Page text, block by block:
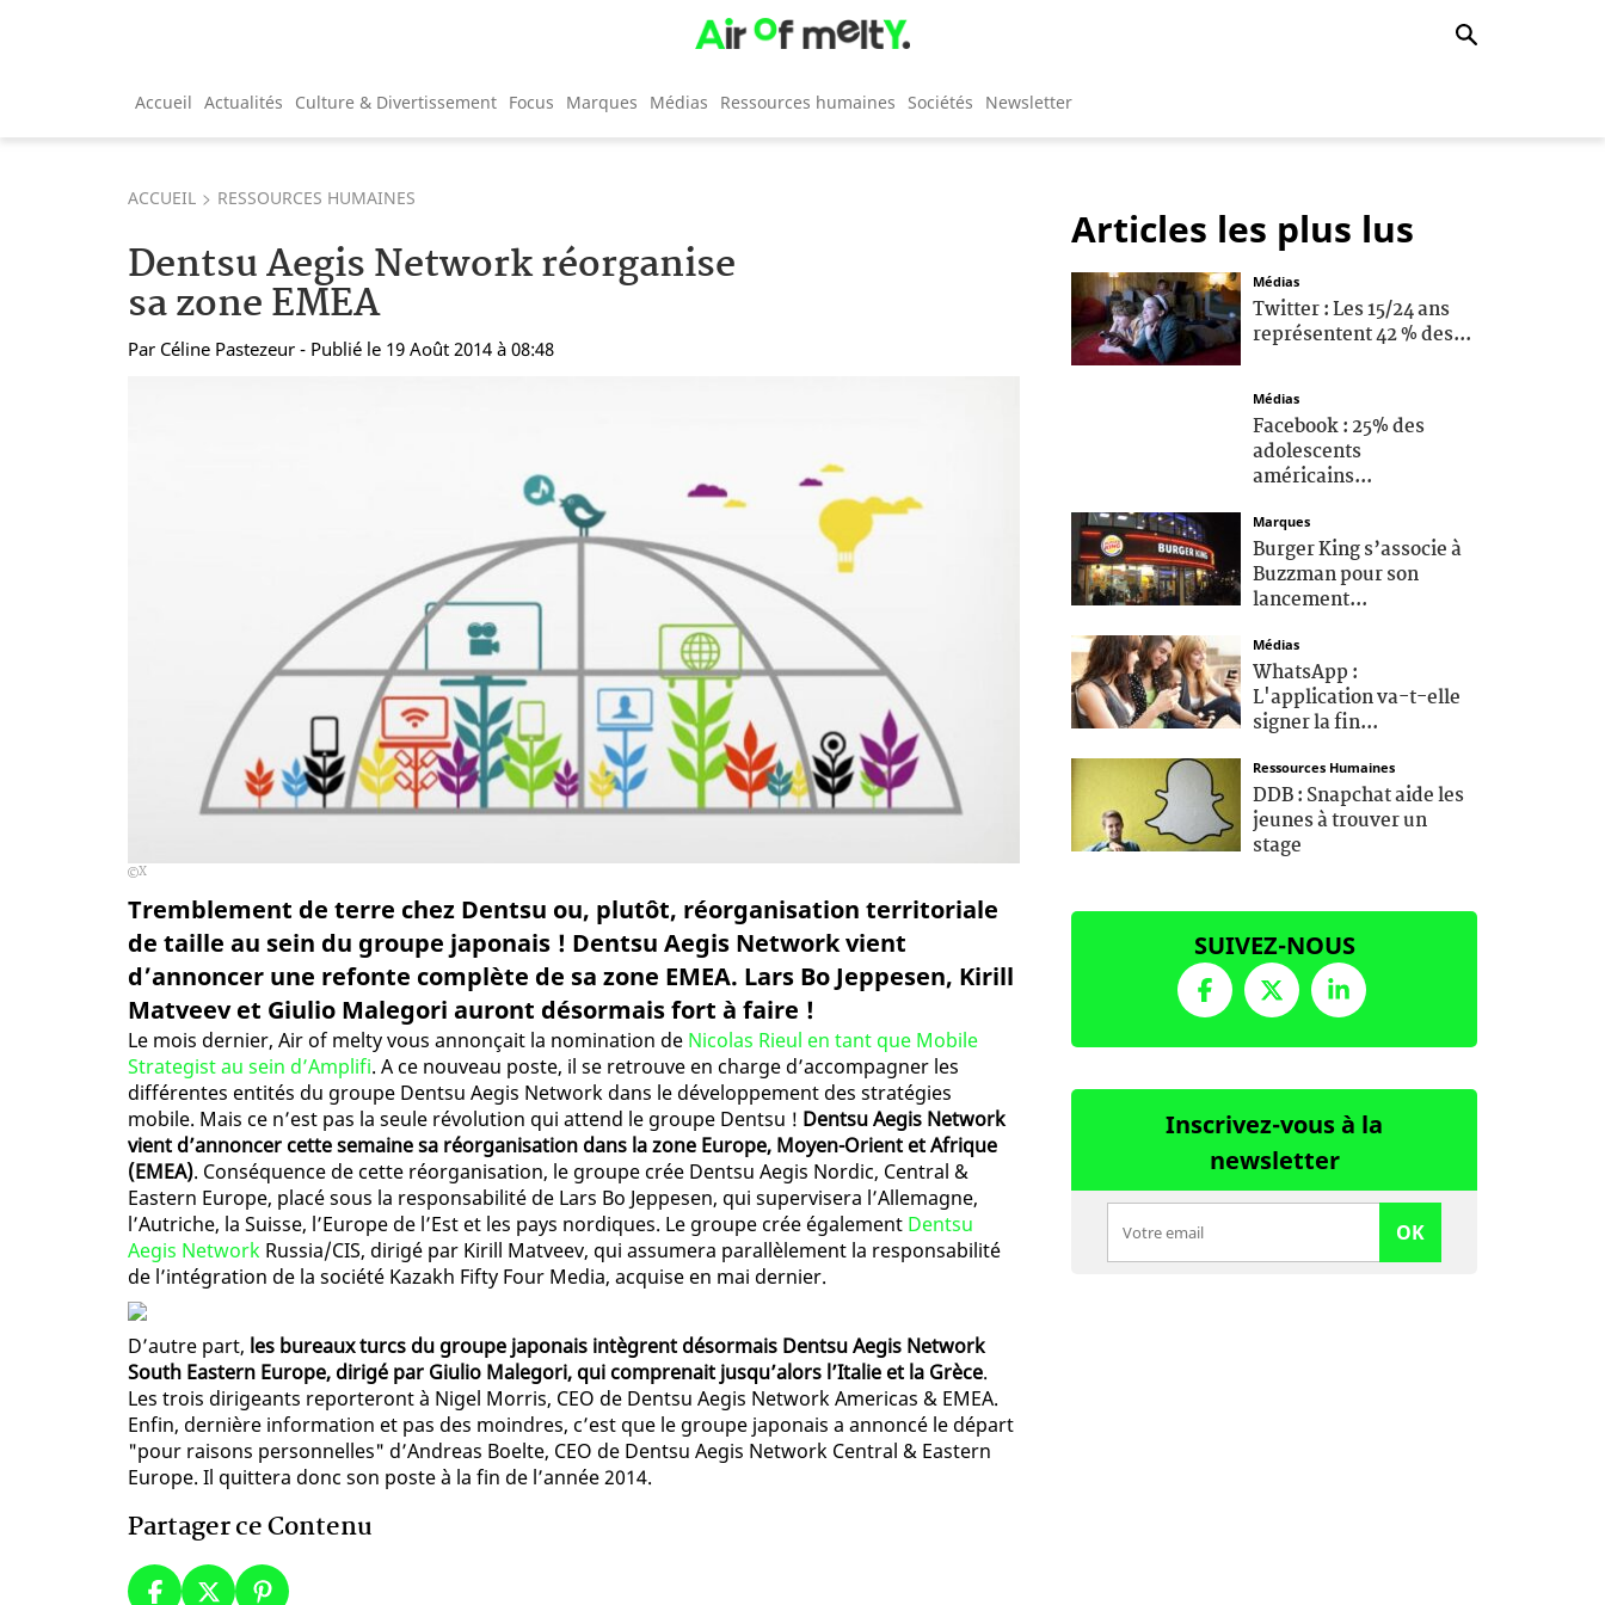
Accueil Actualités Culture & Divertissement Focus Marques Médias Ressources humaines Sociétés Newsletter
ACCUEIL RESSOURCES HUMAINES
Dentsu Aegis Network réorganise
sa zone EMEA
Par Céline Pastezeur - Publié le 19 Août 2014 à 08:48
X
Tremblement de terre chez Dentsu ou, plutôt, réorganisation territoriale
de taille au sein du groupe japonais ! Dentsu Aegis Network vient
d’annoncer une refonte complète de sa zone EMEA. Lars Bo Jeppesen, Kirill
Matveev et Giulio Malegori auront désormais fort à faire !
Le mois dernier, Air of melty vous annonçait la nomination de Nicolas Rieul en tant que Mobile
Strategist au sein d’Amplifi. A ce nouveau poste, il se retrouve en charge d’accompagner les
différentes entités du groupe Dentsu Aegis Network dans le développement des stratégies
mobile. Mais ce n’est pas la seule révolution qui attend le groupe Dentsu ! Dentsu Aegis Network
vient d’annoncer cette semaine sa réorganisation dans la zone Europe, Moyen-Orient et Afrique
(EMEA). Conséquence de cette réorganisation, le groupe crée Dentsu Aegis Nordic, Central &
Eastern Europe, placé sous la responsabilité de Lars Bo Jeppesen, qui supervisera l’Allemagne,
l’Autriche, la Suisse, l’Europe de l’Est et les pays nordiques. Le groupe crée également Dentsu
Aegis Network Russia/CIS, dirigé par Kirill Matveev, qui assumera parallèlement la responsabilité
de l’intégration de la société Kazakh Fifty Four Media, acquise en mai dernier.
D’autre part, les bureaux turcs du groupe japonais intègrent désormais Dentsu Aegis Network
South Eastern Europe, dirigé par Giulio Malegori, qui comprenait jusqu’alors l’Italie et la Grèce.
Les trois dirigeants reporteront à Nigel Morris, CEO de Dentsu Aegis Network Americas & EMEA.
Enfin, dernière information et pas des moindres, c’est que le groupe japonais a annoncé le départ
"pour raisons personnelles" d’Andreas Boelte, CEO de Dentsu Aegis Network Central & Eastern
Europe. Il quittera donc son poste à la fin de l’année 2014.
Partager ce Contenu
Articles les plus lus
Médias
Twitter : Les 15/24 ans
représentent 42 % des...
Médias
Facebook : 25% des
adolescents
américains...
Marques
Burger King s’associe à
Buzzman pour son
lancement...
Médias
WhatsApp :
L'application va-t-elle
signer la fin...
Ressources Humaines
DDB : Snapchat aide les
jeunes à trouver un
stage
SUIVEZ-NOUS
Inscrivez-vous à la
newsletter
OK